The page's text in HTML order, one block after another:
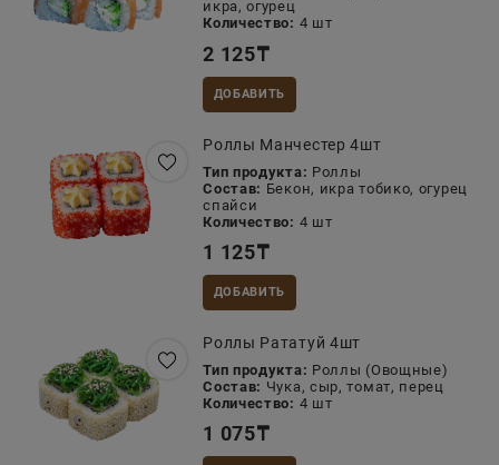
икра, огурец
Количество: 4 шт
2 125₸
ДОБАВИТЬ
Роллы Манчестер 4шт
Тип продукта: Роллы
Состав: Бекон, икра тобико, огурец
спайси
Количество: 4 шт
1 125₸
ДОБАВИТЬ
Роллы Рататуй 4шт
Тип продукта: Роллы (Овощные)
Состав: Чука, сыр, томат, перец
Количество: 4 шт
1 075₸